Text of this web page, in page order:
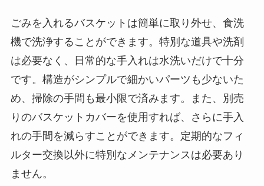
ごみを入れるバスケットは簡単に取り外せ、食洗
機で洗浄することができます。特別な道具や洗剤
は必要なく、日常的な手入れは水洗いだけで十分
です。構造がシンプルで細かいパーツも少ないた
め、掃除の手間も最小限で済みます。また、別売
りのバスケットカバーを使用すれば、さらに手入
れの手間を減らすことができます。定期的なフィ
ルター交換以外に特別なメンテナンスは必要あり
ません。